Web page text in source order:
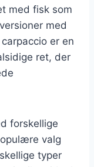
med fisk som
med
er en
ret, der
forskellige
valg
typer